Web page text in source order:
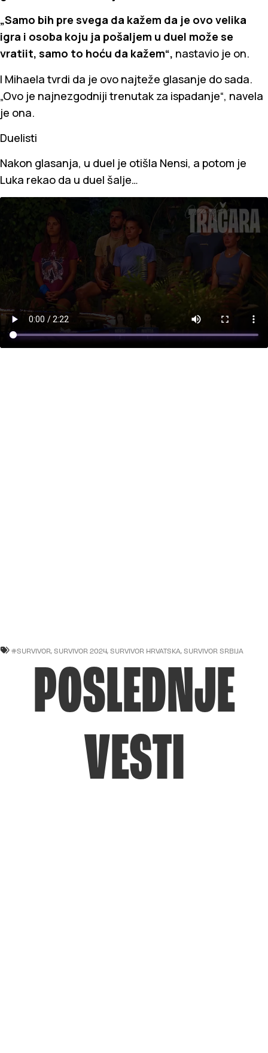
„Samo bih pre svega da kažem da je ovo velika
igra i osoba koju ja pošaljem u duel može se
vratiit, samo to hoću da kažem“, nastavio je on.
I Mihaela tvrdi da je ovo najteže glasanje do sada.
„Ovo je najnezgodniji trenutak za ispadanje“, navela
je ona.
Duelisti
Nakon glasanja, u duel je otišla Nensi, a potom je
Luka rekao da u duel šalje…
#SURVIVOR, SURVIVOR 2024, SURVIVOR HRVATSKA, SURVIVOR SRBIJA
POSLEDNJE
VESTI